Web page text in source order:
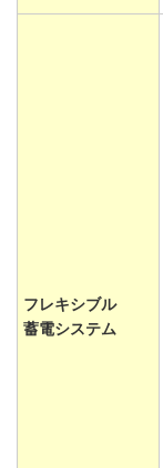
フレキシブル
蓄電システム